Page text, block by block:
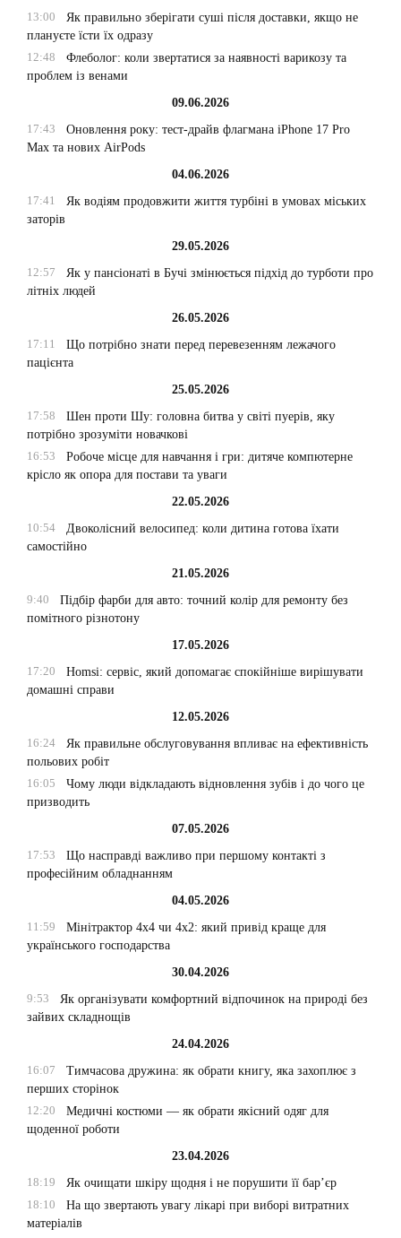
13:00
Як правильно зберігати суші після доставки, якщо не
плануєте їсти їх одразу
12:48
Флеболог: коли звертатися за наявності варикозу та
проблем із венами
09.06.2026
17:43
Оновлення року: тест-драйв флагмана iPhone 17 Pro
Max та нових AirPods
04.06.2026
17:41
Як водіям продовжити життя турбіні в умовах міських
заторів
29.05.2026
12:57
Як у пансіонаті в Бучі змінюється підхід до турботи про
літніх людей
26.05.2026
17:11
Що потрібно знати перед перевезенням лежачого
пацієнта
25.05.2026
17:58
Шен проти Шу: головна битва у світі пуерів, яку
потрібно зрозуміти новачкові
16:53
Робоче місце для навчання і гри: дитяче компютерне
крісло як опора для постави та уваги
22.05.2026
10:54
Двоколісний велосипед: коли дитина готова їхати
самостійно
21.05.2026
9:40
Підбір фарби для авто: точний колір для ремонту без
помітного різнотону
17.05.2026
17:20
Homsi: сервіс, який допомагає спокійніше вирішувати
домашні справи
12.05.2026
16:24
Як правильне обслуговування впливає на ефективність
польових робіт
16:05
Чому люди відкладають відновлення зубів і до чого це
призводить
07.05.2026
17:53
Що насправді важливо при першому контакті з
професійним обладнанням
04.05.2026
11:59
Мінітрактор 4х4 чи 4х2: який привід краще для
українського господарства
30.04.2026
9:53
Як організувати комфортний відпочинок на природі без
зайвих складнощів
24.04.2026
16:07
Тимчасова дружина: як обрати книгу, яка захоплює з
перших сторінок
12:20
Медичні костюми — як обрати якісний одяг для
щоденної роботи
23.04.2026
18:19
Як очищати шкіру щодня і не порушити її бар’єр
18:10
На що звертають увагу лікарі при виборі витратних
матеріалів